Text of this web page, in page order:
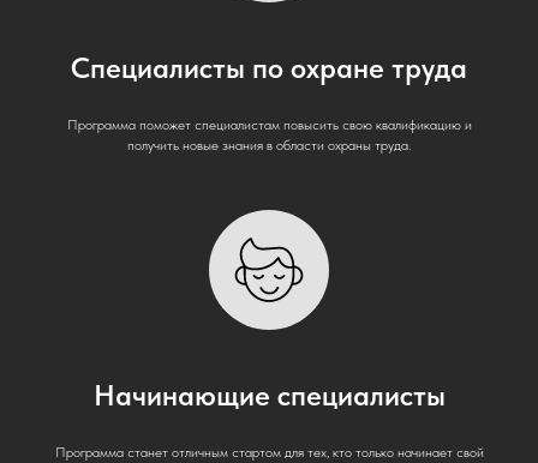
Специалисты по охране труда
Программа поможет специалистам повысить свою квалификацию и
получить новые знания в области охраны труда.
Начинающие специалисты
Программа станет отличным стартом для тех, кто только начинает свой